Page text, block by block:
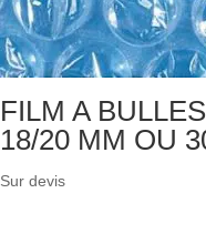
FILM A
18/20 MM OU
Sur devis